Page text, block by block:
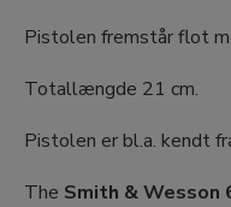
Pistolen fremstår flot
Totallængde 21 cm.
Pistolen er bl.a. kendt
The Smith & Wesson